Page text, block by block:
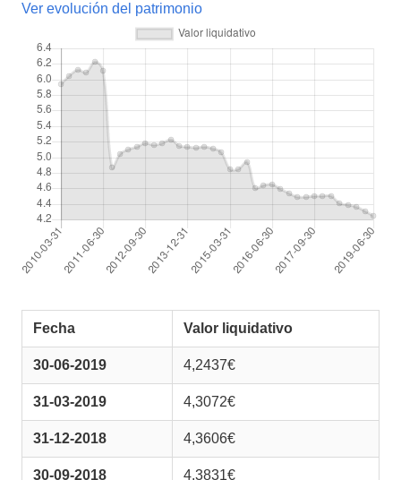
Ver evolución del patrimonio
Fecha Valor liquidativo
30-06-2019 4,2437€
31-03-2019 4,3072€
31-12-2018 4,3606€
30-09-2018 4,3831€